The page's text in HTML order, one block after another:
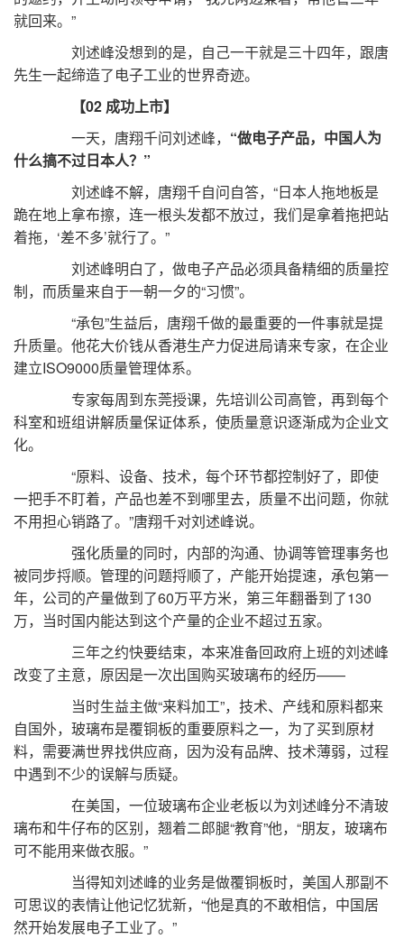
就回来。”
刘述峰没想到的是，自己一干就是三十四年，跟唐
先生一起缔造了电子工业的世界奇迹。
【02 成功上市】
一天，唐翔千问刘述峰， “做电子产品，中国人为
什么搞不过日本人？”
刘述峰不解，唐翔千自问自答，“日本人拖地板是
跪在地上拿布擦，连一根头发都不放过，我们是拿着拖把站
着拖，‘差不多’就行了。”
刘述峰明白了，做电子产品必须具备精细的质量控
制，而质量来自于一朝一夕的“习惯”。
“承包”生益后，唐翔千做的最重要的一件事就是提
升质量。他花大价钱从香港生产力促进局请来专家，在企业
建立ISO9000质量管理体系。
专家每周到东莞授课，先培训公司高管，再到每个
科室和班组讲解质量保证体系，使质量意识逐渐成为企业文
化。
“原料、设备、技术，每个环节都控制好了，即使
一把手不盯着，产品也差不到哪里去，质量不出问题，你就
不用担心销路了。”唐翔千对刘述峰说。
强化质量的同时，内部的沟通、协调等管理事务也
被同步捋顺。管理的问题捋顺了，产能开始提速，承包第一
年，公司的产量做到了60万平方米，第三年翻番到了130
万，当时国内能达到这个产量的企业不超过五家。
三年之约快要结束，本来准备回政府上班的刘述峰
改变了主意，原因是一次出国购买玻璃布的经历——
当时生益主做“来料加工”，技术、产线和原料都来
自国外，玻璃布是覆铜板的重要原料之一，为了买到原材
料，需要满世界找供应商，因为没有品牌、技术薄弱，过程
中遇到不少的误解与质疑。
在美国，一位玻璃布企业老板以为刘述峰分不清玻
璃布和牛仔布的区别，翘着二郎腿“教育”他，“朋友，玻璃布
可不能用来做衣服。”
当得知刘述峰的业务是做覆铜板时，美国人那副不
可思议的表情让他记忆犹新，“他是真的不敢相信，中国居
然开始发展电子工业了。”